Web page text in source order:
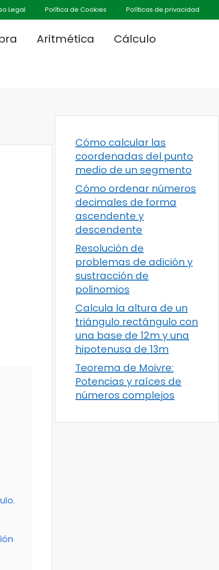
Legal Política de Cookies Políticas de privacidad
Aritmética
Cálculo
Cómo calcular las
coordenadas del punto
medio de un segmento
Cómo ordenar números
decimales de forma
ascendente y
descendente
Resolución de
problemas de adición y
sustracción de
polinomios
Calcula la altura de un
triángulo rectángulo con
una base de 12m y una
hipotenusa de 13m
Teorema de Moivre:
Potencias y raíces de
números complejos